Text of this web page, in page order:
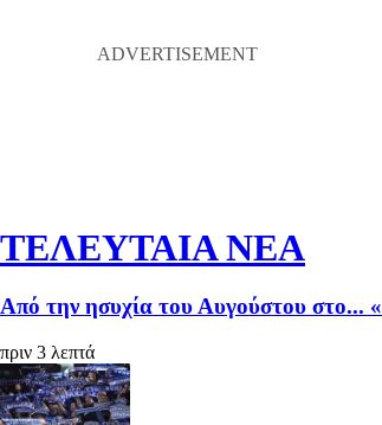
ΤΕΛΕΥΤΑΙΑ ΝΕΑ
Από την ησυχία του Αυγούστου στο...
πριν 3 λεπτά